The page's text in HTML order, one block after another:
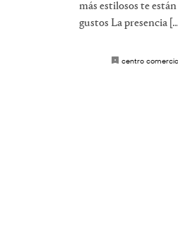
más estilosos te
gustos La presencia
centro